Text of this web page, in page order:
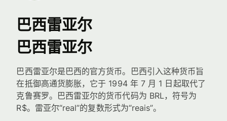
巴西雷亚尔
巴西雷亚尔
巴西雷亚尔是巴西的官方货币。巴西引入这种货币旨
在抵御高通货膨胀，它于 1994 年 7 月 1 日起取代了
克鲁赛罗。巴西雷亚尔的货币代码为 BRL，符号为
R$。雷亚尔“real”的复数形式为“reais”。